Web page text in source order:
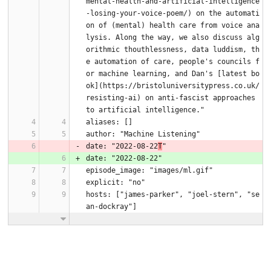
-losing-your-voice-poem/) on the automati
on of (mental) health care from voice ana
lysis. Along the way, we also discuss alg
orithmic thouthlessness, data luddism, th
e automation of care, people's councils f
or machine learning, and Dan's [latest bo
ok](https://bristoluniversitypress.co.uk/
resisting-ai) on anti-fascist approaches
to artificial intelligence."
aliases: []
author: "Machine Listening"
date: "2022-08-22T"
date: "2022-08-22"
episode_image: "images/ml.gif"
explicit: "no"
hosts: ["james-parker", "joel-stern", "se
an-dockray"]